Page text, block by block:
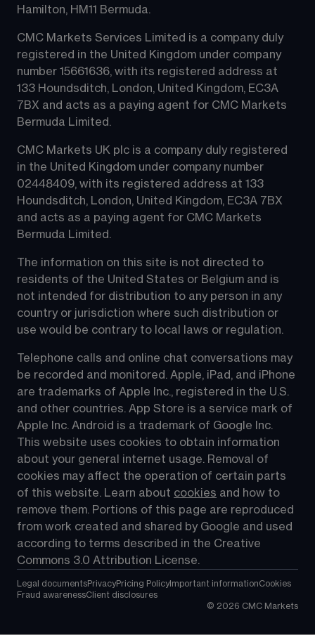
Hamilton, HM11 Bermuda.
CMC Markets Services Limited is a company duly
registered in the United Kingdom under company
number 15661636, with its registered address at
133 Houndsditch, London, United Kingdom, EC3A
7BX and acts as a paying agent for CMC Markets
Bermuda Limited.
CMC Markets UK plc is a company duly registered
in the United Kingdom under company number
02448409, with its registered address at 133
Houndsditch, London, United Kingdom, EC3A 7BX
and acts as a paying agent for CMC Markets
Bermuda Limited.
The information on this site is not directed to
residents of the United States or Belgium and is
not intended for distribution to any person in any
country or jurisdiction where such distribution or
use would be contrary to local laws or regulation.
Telephone calls and online chat conversations may
be recorded and monitored. Apple, iPad, and iPhone
are trademarks of Apple Inc., registered in the U.S.
and other countries. App Store is a service mark of
Apple Inc. Android is a trademark of Google Inc.
This website uses cookies to obtain information
about your general internet usage. Removal of
cookies may affect the operation of certain parts
of this website. Learn about cookies and how to
remove them. Portions of this page are reproduced
from work created and shared by Google and used
according to terms described in the Creative
Commons 3.0 Attribution License.
Legal documentsPrivacyPricing PolicyImportant informationCookies
Fraud awarenessClient disclosures
© 2026 CMC Markets